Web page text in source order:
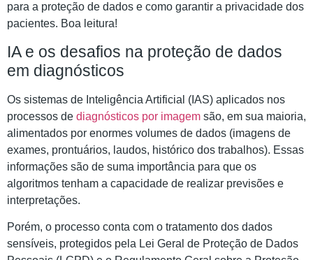
para a proteção de dados e como garantir a privacidade dos
pacientes. Boa leitura!
IA e os desafios na proteção de dados
em diagnósticos
Os sistemas de Inteligência Artificial (IAS) aplicados nos
processos de diagnósticos por imagem são, em sua maioria,
alimentados por enormes volumes de dados (imagens de
exames, prontuários, laudos, histórico dos trabalhos). Essas
informações são de suma importância para que os
algoritmos tenham a capacidade de realizar previsões e
interpretações.
Porém, o processo conta com o tratamento dos dados
sensíveis, protegidos pela Lei Geral de Proteção de Dados